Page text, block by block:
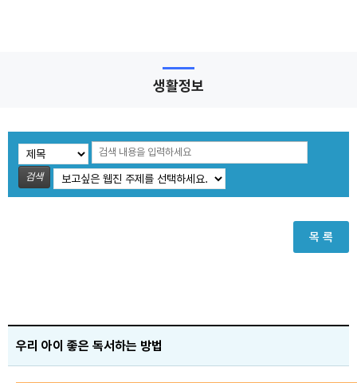
생활정보
검색
목 록
우리 아이 좋은 독서하는 방법